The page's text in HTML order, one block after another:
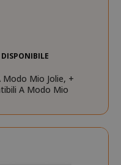
Modo Mio Jolie, +
A Modo Mio